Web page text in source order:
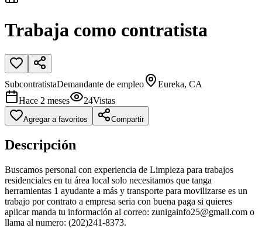
Trabaja como contratista
SubcontratistaDemandante de empleo
Eureka, CA
Hace 2 meses
24Vistas
Agregar a favoritos Compartir
Descripción
Buscamos personal con experiencia de Limpieza para trabajos
residenciales en tu área local solo necesitamos que tanga
herramientas 1 ayudante a más y transporte para movilizarse es un
trabajo por contrato a empresa seria con buena paga si quieres
aplicar manda tu información al correo: zunigainfo25@gmail.com o
llama al numero: (202)241-8373.